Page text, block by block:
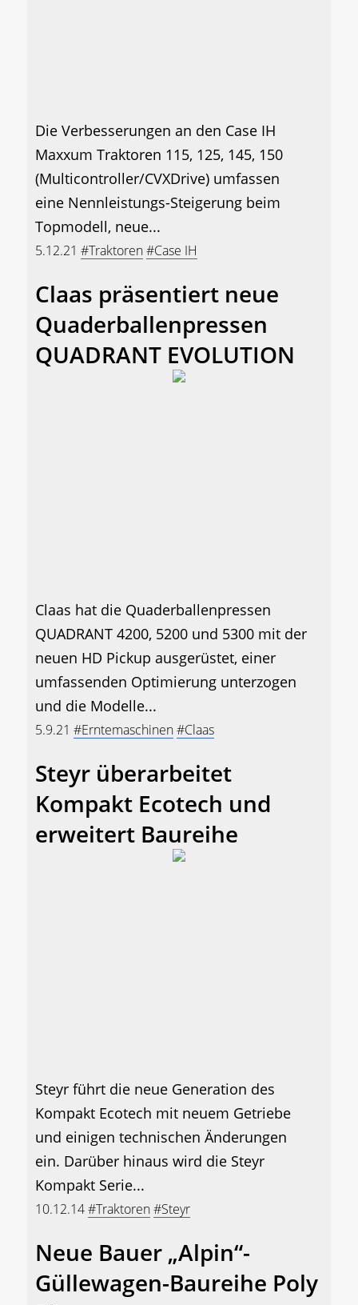
Die Verbesserungen an den Case IH
Maxxum Traktoren 115, 125, 145, 150
(Multicontroller/CVXDrive) umfassen
eine Nennleistungs-Steigerung beim
Topmodell, neue...
5.12.21 #Traktoren#Case IH
Claas präsentiert neue
Quaderballenpressen
QUADRANT EVOLUTION
Claas hat die Quaderballenpressen
QUADRANT 4200, 5200 und 5300 mit der
neuen HD Pickup ausgerüstet, einer
umfassenden Optimierung unterzogen
und die Modelle...
5.9.21 #Erntemaschinen#Claas
Steyr überarbeitet
Kompakt Ecotech und
erweitert Baureihe
Steyr führt die neue Generation des
Kompakt Ecotech mit neuem Getriebe
und einigen technischen Änderungen
ein. Darüber hinaus wird die Steyr
Kompakt Serie...
10.12.14#Traktoren#Steyr
Neue Bauer „Alpin“-
Güllewagen-Baureihe Poly